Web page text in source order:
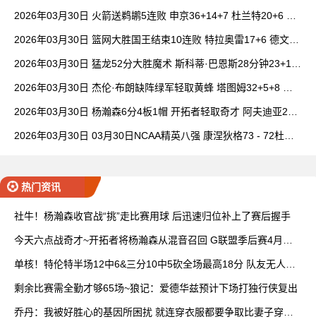
2026年03月30日 火箭送鹈鹕5连败 申京36+14+7 杜兰特20+6 锡
2026年03月30日 篮网大胜国王结束10连败 特拉奥雷17+6 德文·
2026年03月30日 猛龙52分大胜魔术 斯科蒂·巴恩斯28分钟23+15
2026年03月30日 杰伦·布朗缺阵绿军轻取黄蜂 塔图姆32+5+8 普
2026年03月30日 杨瀚森6分4板1帽 开拓者轻取奇才 阿夫迪亚20+
2026年03月30日 03月30日NCAA精英八强 康涅狄格73 - 72杜克
热门资讯
社牛！杨瀚森收官战“挑”走比赛用球 后迅速归位补上了赛后握手
今天六点战奇才~开拓者将杨瀚森从混音召回 G联盟季后赛4月开
单核！特伦特半场12中6&三分10中5砍全场最高18分 队友无人上
剩余比赛需全勤才够65场~狼记：爱德华兹预计下场打独行侠复出
乔丹：我被好胜心的基因所困扰 就连穿衣服都要争取比妻子穿得